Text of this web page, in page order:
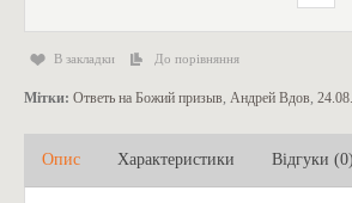
В закладки До порівняння
Мітки: Ответь на Божий призыв, Андрей Вдов,
Опис Характеристики Відгуки (0)